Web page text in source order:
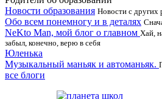
Новости образования Новости с других
Обо всем понемногу и в деталях
NeKto Man, мой блог о главном Хай,
забыл, конечно, верю в себя
Юленька
Музыкальный маньяк и автоманьяк.
все блоги